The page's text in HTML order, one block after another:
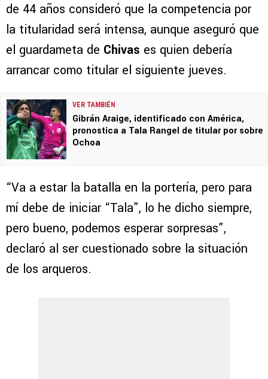
de 44 años consideró que la competencia por
la titularidad será intensa, aunque aseguró que
el guardameta de Chivas es quien debería
arrancar como titular el siguiente jueves.
VER TAMBIÉN
Gibrán Araige, identificado con América,
pronostica a Tala Rangel de titular por sobre
Ochoa
“Va a estar la batalla en la portería, pero para
mí debe de iniciar “Tala”, lo he dicho siempre,
pero bueno, podemos esperar sorpresas”,
declaró al ser cuestionado sobre la situación
de los arqueros.